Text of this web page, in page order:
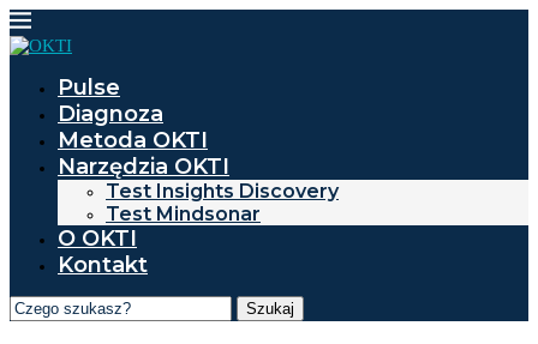
Pulse
Diagnoza
Metoda OKTI
Narzędzia OKTI
Test Insights Discovery
Test Mindsonar
O OKTI
Kontakt
Szukaj